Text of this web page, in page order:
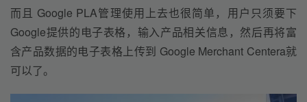
而且 Google PLA管理使用上去也很简单，用户只须要下
Google提供的电子表格，输入产品相关信息，然后再将富
含产品数据的电子表格上传到 Google Merchant Centera就
可以了。